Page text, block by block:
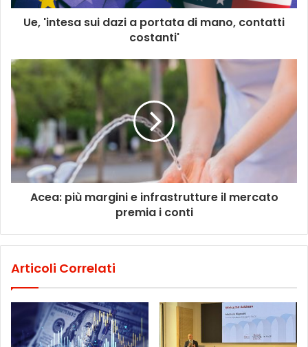
Ue, 'intesa sui dazi a portata di mano, contatti
costanti'
Acea: più margini e infrastrutture il mercato
premia i conti
Articoli Correlati